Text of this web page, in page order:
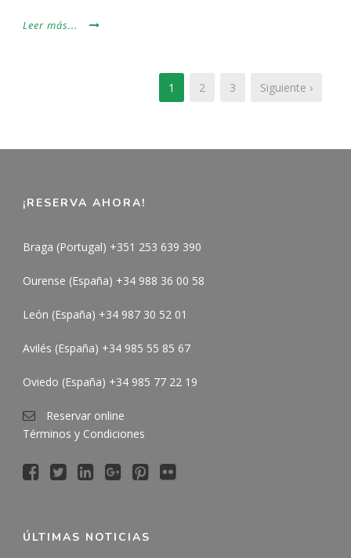
Leer más...
1 2 3 Siguiente ›
¡RESERVA AHORA!
Braga (Portugal) +351 253 639 390
Ourense (España) +34 988 36 00 58
León (España) +34 987 30 52 01
Avilés (España) +34 985 55 85 67
Oviedo (España) +34 985 77 22 19
Reservar online
Términos y Condiciones
ÚLTIMAS NOTICIAS